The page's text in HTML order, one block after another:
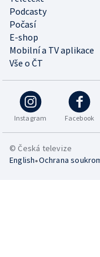
Podcasty
Počasí
E-shop
Mobilní a TV aplikace
Vše o ČT
Instagram Facebook
© Česká televize
English•Ochrana